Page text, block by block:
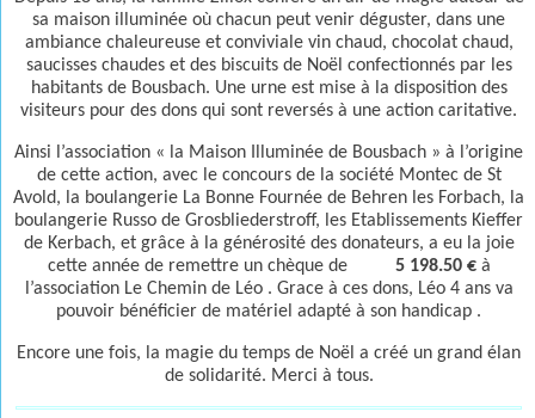
sa maison illuminée où chacun peut venir déguster, dans une
ambiance chaleureuse et conviviale vin chaud, chocolat chaud,
saucisses chaudes et des biscuits de Noël confectionnés par les
habitants de Bousbach. Une urne est mise à la disposition des
visiteurs pour des dons qui sont reversés à une action caritative.
Ainsi l’association « la Maison Illuminée de Bousbach » à l’origine
de cette action, avec le concours de la société Montec de St
Avold, la boulangerie La Bonne Fournée de Behren les Forbach, la
boulangerie Russo de Grosbliederstroff, les Etablissements Kieffer
de Kerbach, et grâce à la générosité des donateurs, a eu la joie
cette année de remettre un chèque de 5 198.50 €à
l’association Le Chemin de Léo . Grace à ces dons, Léo 4 ans va
pouvoir bénéficier de matériel adapté à son handicap .
Encore une fois, la magie du temps de Noël a créé un grand élan
de solidarité. Merci à tous.